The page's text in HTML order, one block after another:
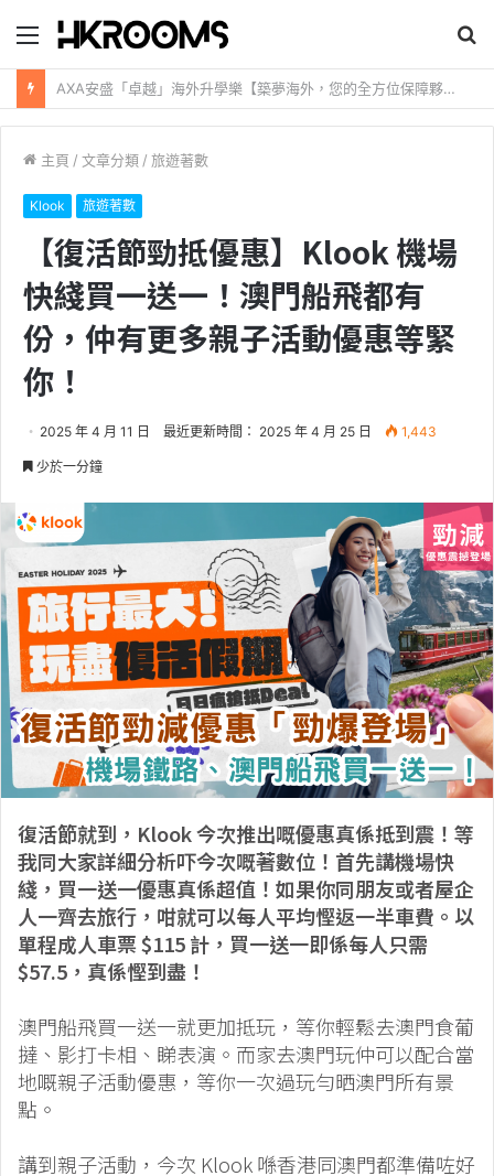
目
錄
尋
新加坡航空【2026年全球航線大優惠】樟宜機場世界級設施帶您環遊世界！
主頁 / 文章分類 / 旅遊著數
Klook 旅遊著數
【復活節勁抵優惠】Klook 機場
快綫買一送一！澳門船飛都有
份，仲有更多親子活動優惠等緊
你！
2025 年 4 月 11 日 最近更新時間： 2025 年 4 月 25 日 1,443
少於一分鐘
復活節就到，Klook 今次推出嘅優惠真係抵到震！等
我同大家詳細分析吓今次嘅著數位！首先講機場快
綫，買一送一優惠真係超值！如果你同朋友或者屋企
人一齊去旅行，咁就可以每人平均慳返一半車費。以
單程成人車票 $115 計，買一送一即係每人只需
$57.5，真係慳到盡！
澳門船飛買一送一就更加抵玩，等你輕鬆去澳門食葡
撻、影打卡相、睇表演。而家去澳門玩仲可以配合當
地嘅親子活動優惠，等你一次過玩勻晒澳門所有景
點。
講到親子活動，今次 Klook 喺香港同澳門都準備咗好